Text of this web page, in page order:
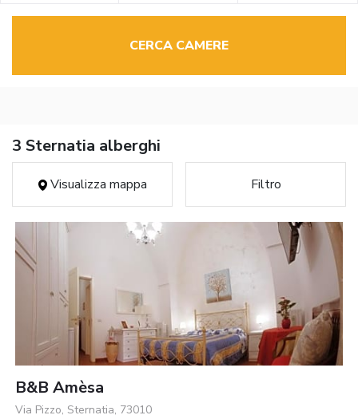
CERCA CAMERE
3 Sternatia alberghi
Visualizza mappa Filtro
B&B Amèsa
Via Pizzo, Sternatia, 73010